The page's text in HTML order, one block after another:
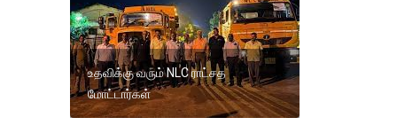
உதவிக்கு வரும் NLC ராட்சத
மோட்டார்கள்